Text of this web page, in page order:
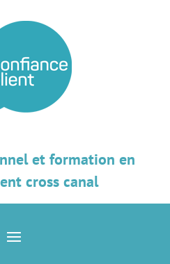
et formation en
cross canal